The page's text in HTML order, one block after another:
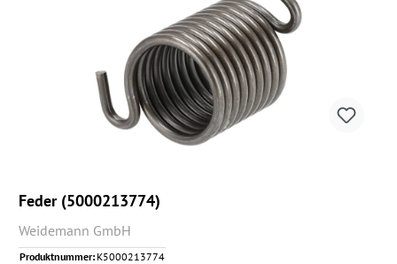
Feder (5000213774)
Weidemann GmbH
Produktnummer: K5000213774